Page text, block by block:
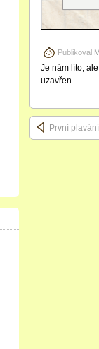
Publikoval
Je nám líto,
uzavřen.
První plavání